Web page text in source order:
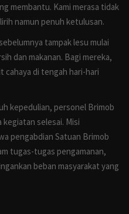
membantu. Kami merasa tidak
namun penuh ketulusan.
tampak lesu mulai
dan makanan. Bagi mereka,
cahaya di tengah hari-hari
kepedulian, personel Brimob
selesai. Misi
pengabdian Satuan Brimob
tugas-tugas pengamanan,
beban masyarakat yang